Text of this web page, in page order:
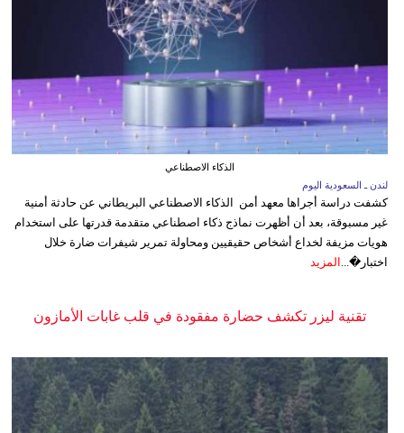
الذكاء الاصطناعي
لندن ـ السعودية اليوم
كشفت دراسة أجراها معهد أمن الذكاء الاصطناعي البريطاني عن حادثة أمنية
غير مسبوقة، بعد أن أظهرت نماذج ذكاء اصطناعي متقدمة قدرتها على استخدام
هويات مزيفة لخداع أشخاص حقيقيين ومحاولة تمرير شيفرات ضارة خلال
اختبار�... المزيد
تقنية ليزر تكشف حضارة مفقودة في قلب غابات الأمازون